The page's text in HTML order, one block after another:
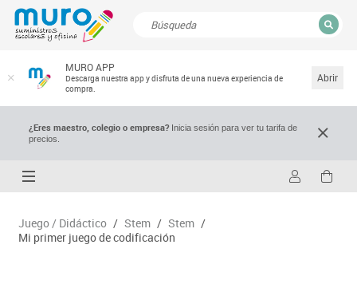
MURO APP
Descarga nuestra app y disfruta de una nueva experiencia de
compra.
Abrir
¿Eres maestro, colegio o empresa?Inicia sesión para ver tu tarifa de
precios.
Juego / Didáctico / Stem / Stem /
Mi primer juego de codificación